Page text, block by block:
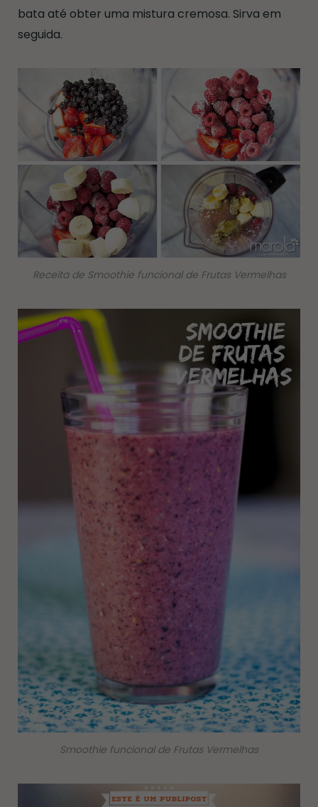
bata até obter uma mistura cremosa. Sirva em
seguida.
Receita de Smoothie funcional de Frutas Vermelhas
Smoothie funcional de Frutas Vermelhas